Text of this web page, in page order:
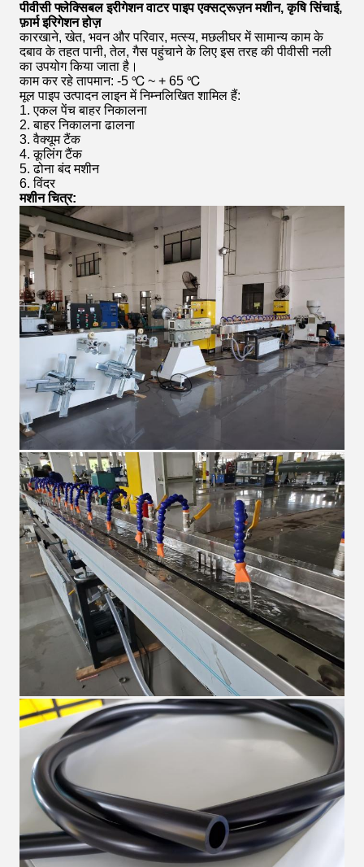
पीवीसी फ्लेक्सिबल इरीगेशन वाटर पाइप एक्सट्रूज़न मशीन, कृषि सिंचाई,
फ़ार्म इरिगेशन होज़
कारखाने, खेत, भवन और परिवार, मत्स्य, मछलीघर में सामान्य काम के
दबाव के तहत पानी, तेल, गैस पहुंचाने के लिए इस तरह की पीवीसी नली
का उपयोग किया जाता है।
काम कर रहे तापमान: -5 ℃ ~ + 65 ℃
मूल पाइप उत्पादन लाइन में निम्नलिखित शामिल हैं:
1. एकल पेंच बाहर निकालना
2. बाहर निकालना ढालना
3. वैक्यूम टैंक
4. कूलिंग टैंक
5. ढोना बंद मशीन
6. विंदर
मशीन चित्र: